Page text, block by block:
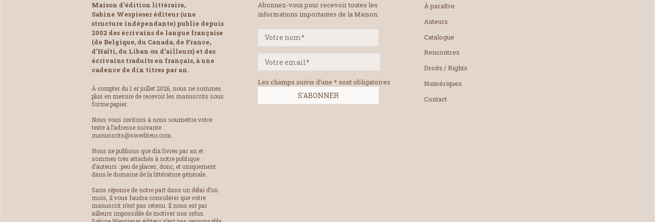
Maison d’édition littéraire,
Sabine Wespieser éditeur (une
structure indépendante) publie depuis
2002 des écrivains de langue française
(de Belgique, du Canada, de France,
d’Haïti, du Liban ou d’ailleurs) et des
écrivains traduits en français, à une
cadence de dix titres par an.
À compter du 1 er juillet 2026, nous ne sommes
plus en mesure de recevoir les manuscrits sous
forme papier.
Nous vous invitons à nous soumettre votre
texte à l’adresse suivante :
manuscrits@swediteur.com.
Nous ne publions que dix livres par an et
sommes très attachés à notre politique
d’auteurs : peu de places, donc, et uniquement
dans le domaine de la littérature générale.
Sans réponse de notre part dans un délai d’un
mois, il vous faudra considérer que votre
manuscrit n’est pas retenu. Il nous est par
ailleurs impossible de motiver nos refus.
Abonnez-vous pour recevoir toutes les
informations importantes de la Maison.
Les champs suivis d'une * sont obligatoires
À paraître
Auteurs
Catalogue
Rencontres
Droits / Rights
Numériques
Contact